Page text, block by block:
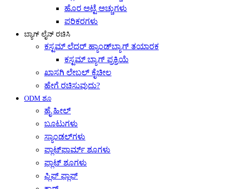
ಹೊರ ಅಟ್ಟೆ ಅಚ್ಚುಗಳು
ಪರಿಕರಗಳು
ಬ್ಯಾಗ್ ಲೈನ್ ರಚಿಸಿ
ಕಸ್ಟಮ್ ಲೆದರ್ ಹ್ಯಾಂಡ್‌ಬ್ಯಾಗ್ ತಯಾರಕ
ಕಸ್ಟಮ್ ಬ್ಯಾಗ್ ಪ್ರಕ್ರಿಯೆ
ಖಾಸಗಿ ಲೇಬಲ್ ಕೈಚೀಲ
ಹೇಗೆ ರಚಿಸುವುದು?
ODM ಶೂ
ಹೈ ಹೀಲ್
ಬೂಟುಗಳು
ಸ್ಯಾಂಡಲ್‌ಗಳು
ಪ್ಲಾಟ್‌ಫಾರ್ಮ್ ಶೂಗಳು
ಫ್ಲಾಟ್ ಶೂಗಳು
ಫ್ಲಿಪ್ ಫ್ಲಾಪ್